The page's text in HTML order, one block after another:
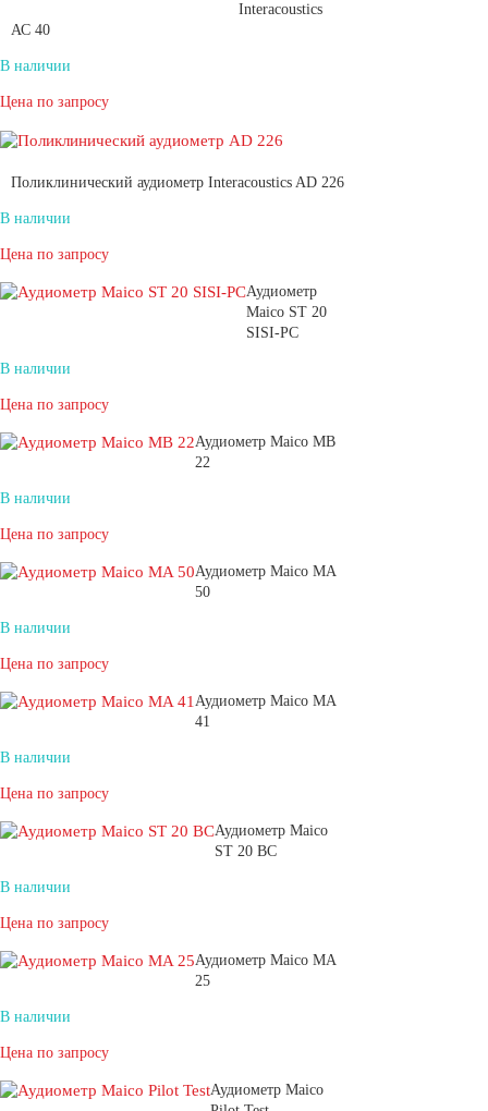
Interacoustics
АС 40
В наличии
Цена по запросу
Поликлинический аудиометр Interacoustics AD 226
В наличии
Цена по запросу
Аудиометр
Maico ST 20
SISI-PC
В наличии
Цена по запросу
Аудиометр Maico MB
22
В наличии
Цена по запросу
Аудиометр Maico MA
50
В наличии
Цена по запросу
Аудиометр Maico MA
41
В наличии
Цена по запросу
Аудиометр Maico
ST 20 BC
В наличии
Цена по запросу
Аудиометр Maico MA
25
В наличии
Цена по запросу
Аудиометр Maico